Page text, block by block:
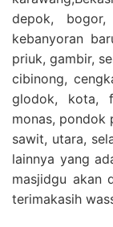
depok,
kebanyoran
priuk, gambir,
cibinong,
glodok, kota,
monas, pondok
sawit, utara,
lainnya yang
masjidgu akan
terimakasih